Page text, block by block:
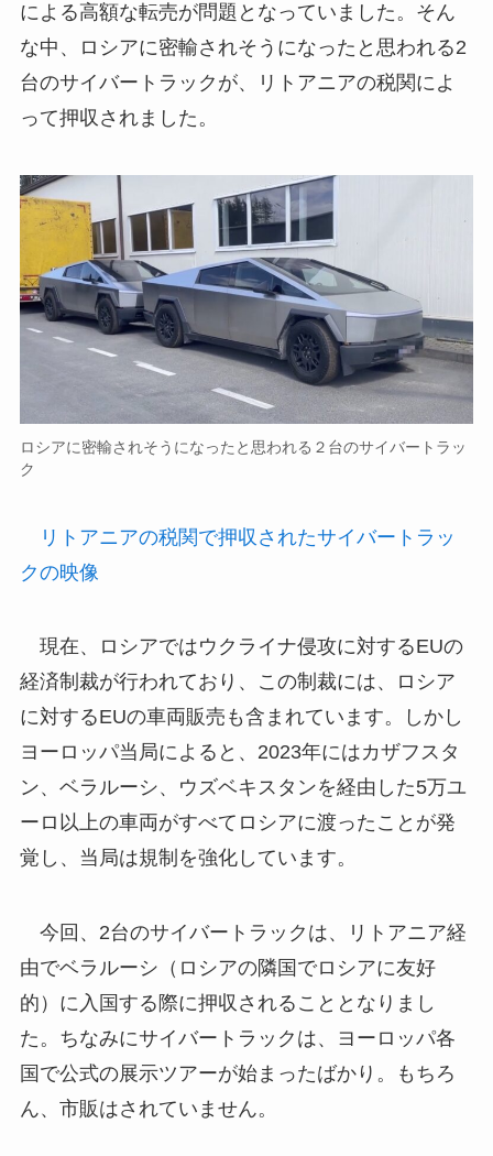
による高額な転売が問題となっていました。そん
な中、ロシアに密輸されそうになったと思われる2
台のサイバートラックが、リトアニアの税関によ
って押収されました。
ロシアに密輸されそうになったと思われる２台のサイバートラッ
ク
リトアニアの税関で押収されたサイバートラッ
クの映像
現在、ロシアではウクライナ侵攻に対するEUの
経済制裁が行われており、この制裁には、ロシア
に対するEUの車両販売も含まれています。しかし
ヨーロッパ当局によると、2023年にはカザフスタ
ン、ベラルーシ、ウズベキスタンを経由した5万ユ
ーロ以上の車両がすべてロシアに渡ったことが発
覚し、当局は規制を強化しています。
今回、2台のサイバートラックは、リトアニア経
由でベラルーシ（ロシアの隣国でロシアに友好
的）に入国する際に押収されることとなりまし
た。ちなみにサイバートラックは、ヨーロッパ各
国で公式の展示ツアーが始まったばかり。もちろ
ん、市販はされていません。